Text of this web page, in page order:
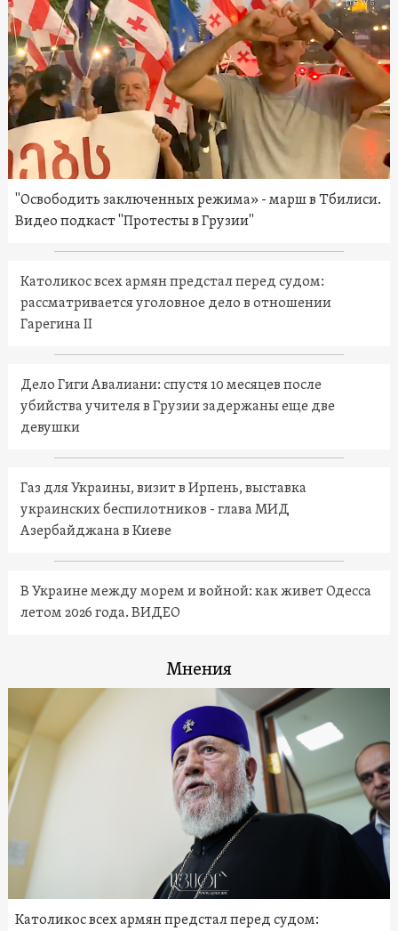
"Освободить заключенных режима» - марш в Тбилиси.
Видео подкаст "Протесты в Грузии"
Католикос всех армян предстал перед судом:
рассматривается уголовное дело в отношении
Гарегина II
Дело Гиги Авалиани: спустя 10 месяцев после
убийства учителя в Грузии задержаны еще две
девушки
Газ для Украины, визит в Ирпень, выставка
украинских беспилотников - глава МИД
Азербайджана в Киеве
В Украине между морем и войной: как живет Одесса
летом 2026 года. ВИДЕО
Мнения
Католикос всех армян предстал перед судом: